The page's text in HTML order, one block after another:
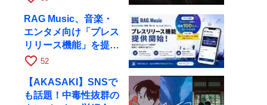
RAG Music、音楽・
エンタメ向け「プレス
リリース機能」を提供
開始
favorite_border 52
【AKASAKI】SNSで
も話題！中毒性抜群の